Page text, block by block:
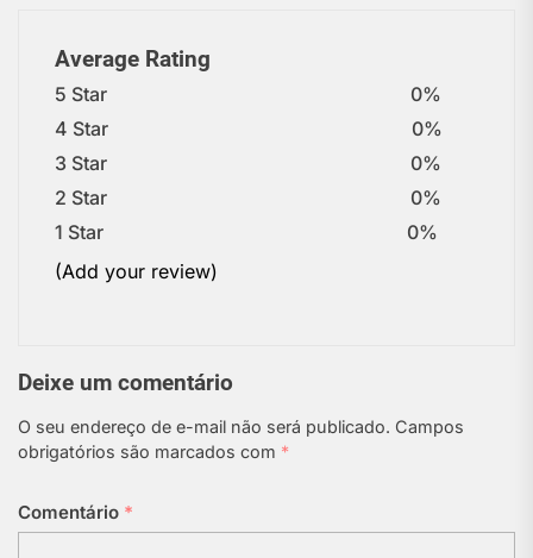
Average Rating
5 Star
0%
4 Star
0%
3 Star
0%
2 Star
0%
1 Star
0%
(Add your review)
Deixe um comentário
O seu endereço de e-mail não será publicado. Campos
obrigatórios são marcados com *
Comentário *